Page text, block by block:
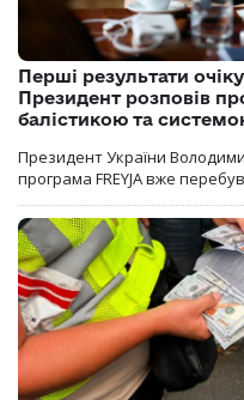
Перші результати
Президент розповів
балістикою та
Президент України
програма FREYJA вже